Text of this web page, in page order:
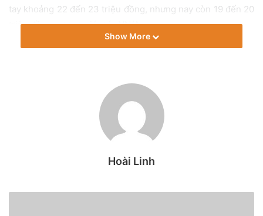
tay khoảng 22 đến 23 triệu đồng, nhưng nay còn 19 đến 20
triệu đồng, ngang giá máy VN/A.
xách tay từ Mỹ với giá từ 33 đến 37 triệu đồng tùy màu sắc,
giảm 13 đến 17 triệu đồng so với mức 50 triệu khi mới về
Việt Nam cuối tháng 10.
Hong Kong có giá tương đương sản phẩm chính hãng, mã
Việt Nam tung ra nhiều khuyến mãi, mức giá của máy xách
Show More
Hoài Linh